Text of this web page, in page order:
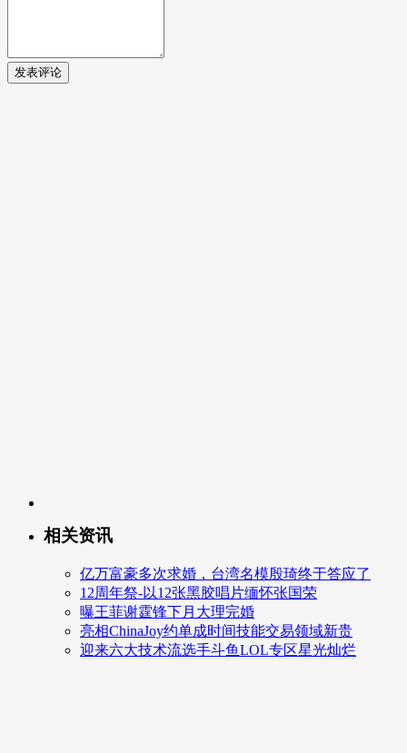
相关资讯
亿万富豪多次求婚，台湾名模殷琦终于答应了
12周年祭-以12张黑胶唱片缅怀张国荣
曝王菲谢霆锋下月大理完婚
亮相ChinaJoy约单成时间技能交易领域新贵
迎来六大技术流选手斗鱼LOL专区星光灿烂